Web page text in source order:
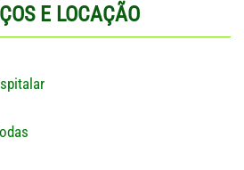
E LOCAÇÃO